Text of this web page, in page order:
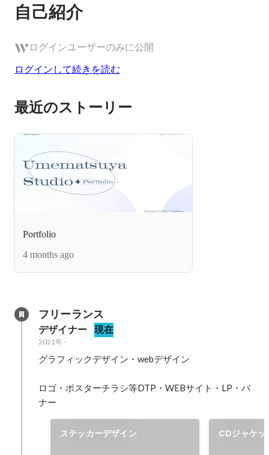
自己紹介
ログインユーザーのみに公開
ログインして続きを読む
最近のストーリー
Portfolio
4 months ago
フリーランス
デザイナー 現在
2021年-
グラフィックデザイン・webデザイン
ロゴ・ポスターチラシ等DTP・WEBサイト・LP・バ
ナー
ステッカーデザイン
CDジャケッ